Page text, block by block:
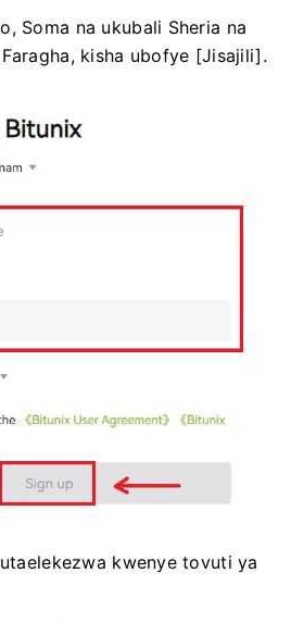
Soma na ukubali Sheria na
kisha ubofye [Jisajili].
kwenye tovuti ya